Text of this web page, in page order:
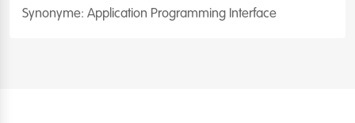
Synonyme: Application Programming Interface